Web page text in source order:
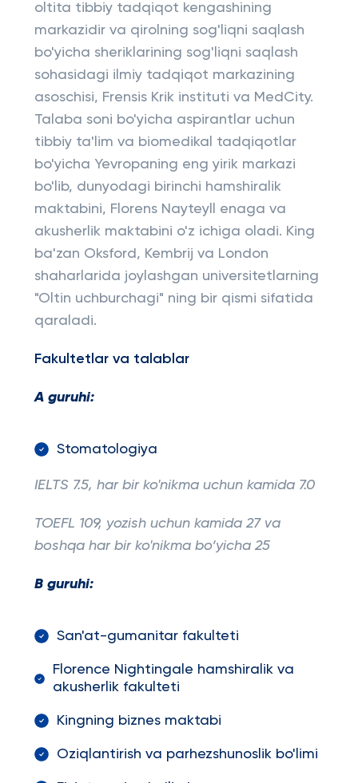
oltita tibbiy tadqiqot kengashining
markazidir va qirolning sog'liqni saqlash
bo'yicha sheriklarining sog'liqni saqlash
sohasidagi ilmiy tadqiqot markazining
asoschisi, Frensis Krik instituti va MedCity.
Talaba soni bo'yicha aspirantlar uchun
tibbiy ta'lim va biomedikal tadqiqotlar
bo'yicha Yevropaning eng yirik markazi
bo'lib, dunyodagi birinchi hamshiralik
maktabini, Florens Nayteyll enaga va
akusherlik maktabini o'z ichiga oladi. King
ba'zan Oksford, Kembrij va London
shaharlarida joylashgan universitetlarning
"Oltin uchburchagi" ning bir qismi sifatida
qaraladi.
Fakultetlar va talablar
A guruhi:
Stomatologiya
IELTS 7.5, har bir ko'nikma uchun kamida 7.0
TOEFL 109, yozish uchun kamida 27 va
boshqa har bir ko'nikma bo‘yicha 25
B guruhi:
San'at-gumanitar fakulteti
Florence Nightingale hamshiralik va
akusherlik fakulteti
Kingning biznes maktabi
Oziqlantirish va parhezshunoslik bo'limi